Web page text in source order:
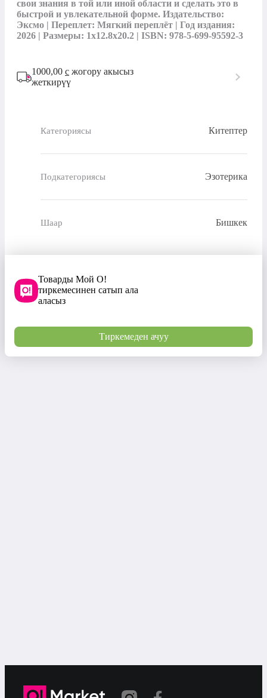
свои знания в той или иной области и сделать это в
быстрой и увлекательной форме. Издательство:
Эксмо | Переплет: Мягкий переплёт | Год издания:
2026 | Размеры: 1x12.8x20.2 | ISBN: 978-5-699-95592-3
1000,00 с жогору акысыз
жеткирүү
Категориясы Китептер
Подкатегориясы Эзотерика
Шаар Бишкек
Товарды Мой О!
тиркемесинен сатып ала
аласыз
Тиркемеден ачуу